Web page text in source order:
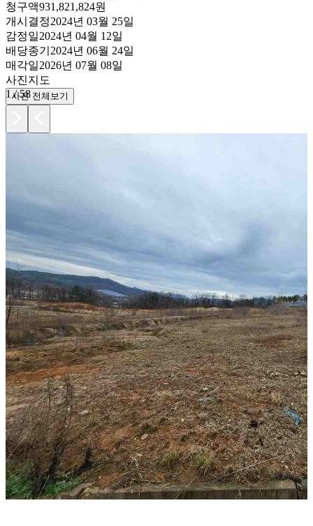
청구액931,821,824원
개시결정2024년 03월 25일
감정일2024년 04월 12일
배당종기 2024년 06월 24일
매각일2026년 07월 08일
사진지도
1 /58
사진 전체보기